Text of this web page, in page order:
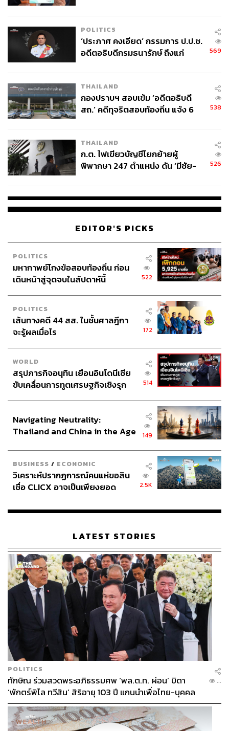
POLITICS
‘ประภาศ คงเอียด’ กรรมการ ป.ป.ช.
อดีตอธิบดีกรมธนารักษ์ ถึงแก่
569
THAILAND
กองปราบฯ สอบเข้ม ‘อดีตอธิบดี
สถ.’ คดีทุจริตสอบท้องถิ่น แจ้ง 6
538
THAILAND
ก.ต. ไฟเขียวบัญชีโยกย้ายผู้
พิพากษา 247 ตำแหน่ง ดัน ‘มีชัย-
526
EDITOR'S PICKS
POLITICS
มหากาพย์โกงข้อสอบท้องถิ่น ก่อน
เดินหน้าสู่จุดจบในสัปดาห์นี้
522
POLITICS
เส้นทางคดี 44 สส. ในชั้นศาลฎีกา
จะรู้ผลเมื่อไร
172
WORLD
สรุปภารกิจอนุทิน เยือนอินโดนีเซีย
ขับเคลื่อนการทูตเศรษฐกิจเชิงรุก
514
Navigating Neutrality:
Thailand and China in the Age
149
BUSINESS / ECONOMIC
วิเคราะห์ปรากฏการณ์คนแห่ขอสิน
เชื่อ CLICX อาจเป็นเพียงยอด
เรือนไทยที่ถูกซุกไว้
2.5K
LATEST STORIES
POLITICS
ทักษิณ ร่วมสวดพระอภิธรรมศพ ‘พล.ต.ท. ผ่อน’ บิดา
‘พักตร์พิไล ทวีสิน’ สิริอายุ 103 ปี แกนนำเพื่อไทย-บุคคล
หลากวงการร่วมอาลัย
...